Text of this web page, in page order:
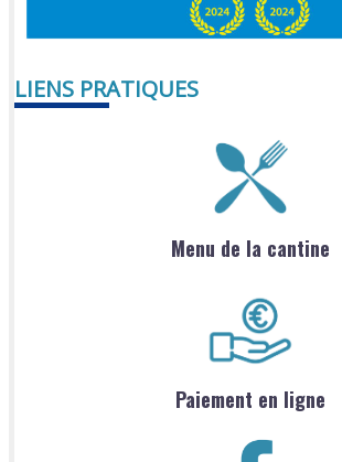
LIENS PRATIQUES
Menu de la cantine
Paiement en ligne